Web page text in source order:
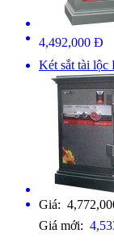
4,492,000 Đ
Két sắt tài lộc
Giá:
Giá mới: